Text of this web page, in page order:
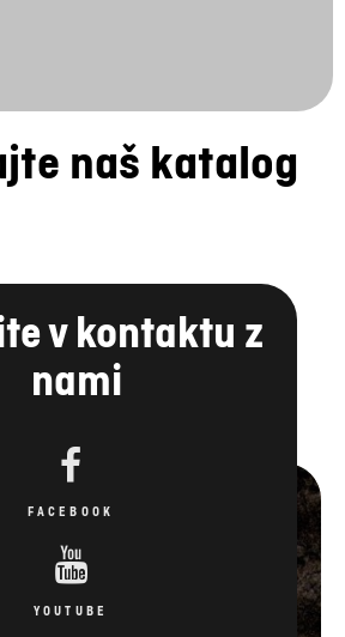
naš katalog
v kontaktu z
nami
FACEBOOK
YOUTUBE